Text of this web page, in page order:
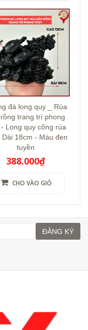
đá long quy _ Rùa
trang trí phong
Long quy cõng rùa
Dài 18cm - Màu đen
tuyền
388.000₫
CHO VÀO GIỎ
ĐĂNG KÝ